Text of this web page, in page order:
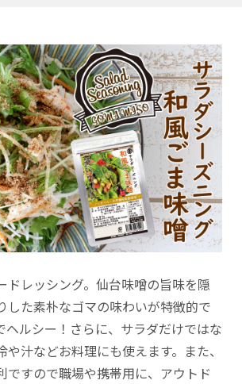
ドレッシング。仙台味噌の旨味を隠
した素朴なゴマの味わいが特徴的で
ヘルシー！さらに、サラダだけではな
や汁などお料理にも使えます。また、
ですので職場や携帯用に、アウトド